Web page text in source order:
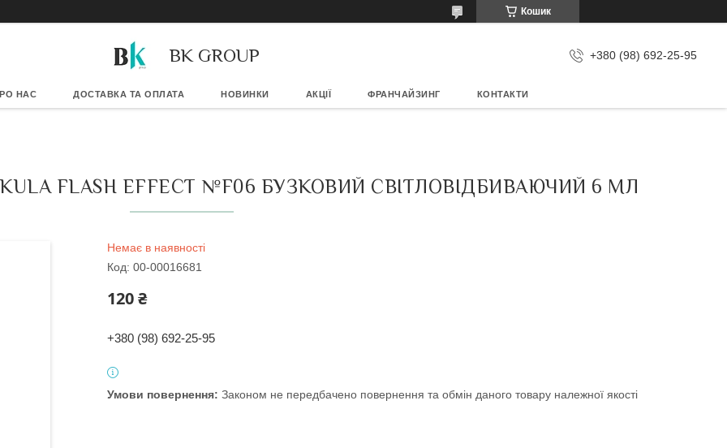
Кошик
BK GROUP +380 (98) 692-25-95
НАС ДОСТАВКА ТА ОПЛАТА НОВИНКИ АКЦІЇ ФРАНЧАЙЗИНГ КОНТАКТИ
FLASH EFFECT №F06 БУЗКОВИЙ СВІТЛОВІДБИВАЮЧИЙ 6 МЛ
Немає в наявності
Код: 00-00016681
120 ₴
+380 (98) 692-25-95
Законом не передбачено повернення та обмін даного товару належної якості